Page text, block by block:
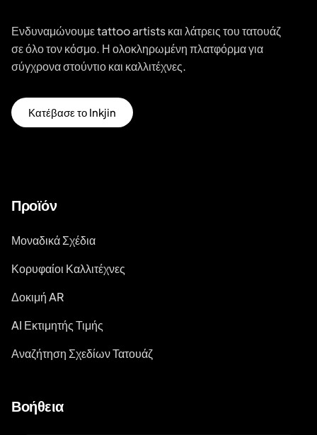
Ενδυναμώνουμε tattoo artists και λάτρεις του τατουάζ
σε όλο τον κόσμο. Η ολοκληρωμένη πλατφόρμα για
σύγχρονα στούντιο και καλλιτέχνες.
Κατέβασε το Inkjin
Προϊόν
Μοναδικά Σχέδια
Κορυφαίοι Καλλιτέχνες
Δοκιμή AR
AI Εκτιμητής Τιμής
Αναζήτηση Σχεδίων Τατουάζ
Βοήθεια